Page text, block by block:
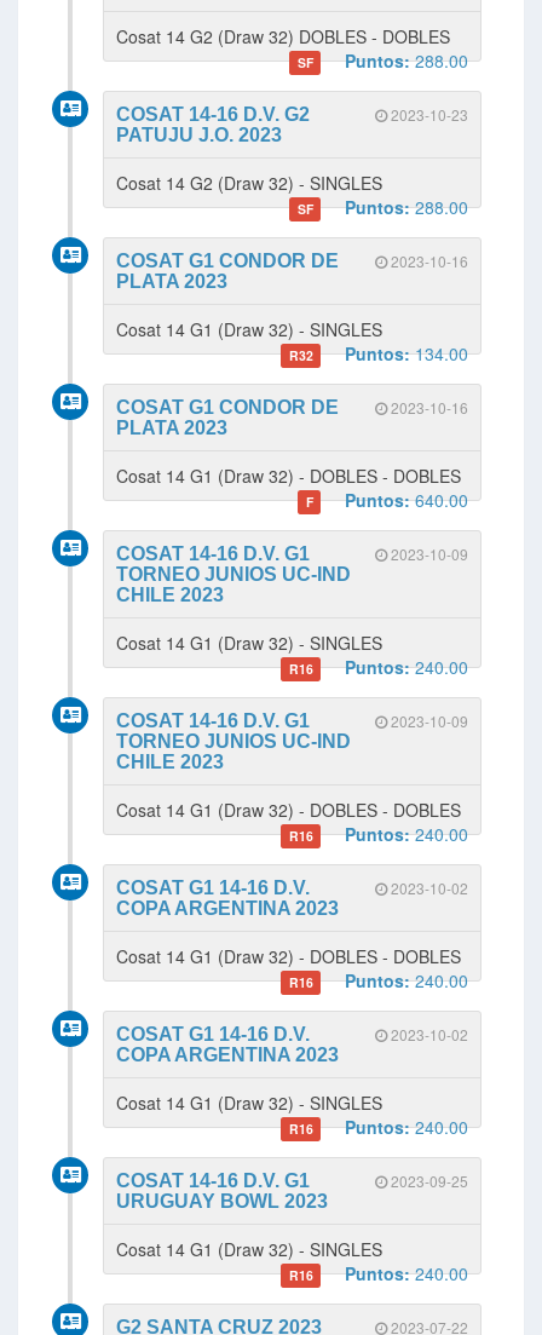
Cosat 14 G2 (Draw 32) DOBLES - DOBLES
SF Puntos:288.00
2023-10-23
COSAT 14-16 D.V. G2
PATUJU J.O. 2023
Cosat 14 G2 (Draw 32) - SINGLES
SF Puntos:288.00
2023-10-16
COSAT G1 CONDOR DE
PLATA 2023
Cosat 14 G1 (Draw 32) - SINGLES
R32 Puntos:134.00
2023-10-16
COSAT G1 CONDOR DE
PLATA 2023
Cosat 14 G1 (Draw 32) - DOBLES - DOBLES
F Puntos:640.00
2023-10-09
COSAT 14-16 D.V. G1
TORNEO JUNIOS UC-IND
CHILE 2023
Cosat 14 G1 (Draw 32) - SINGLES
R16 Puntos:240.00
2023-10-09
COSAT 14-16 D.V. G1
TORNEO JUNIOS UC-IND
CHILE 2023
Cosat 14 G1 (Draw 32) - DOBLES - DOBLES
R16 Puntos:240.00
2023-10-02
COSAT G1 14-16 D.V.
COPA ARGENTINA 2023
Cosat 14 G1 (Draw 32) - DOBLES - DOBLES
R16 Puntos:240.00
2023-10-02
COSAT G1 14-16 D.V.
COPA ARGENTINA 2023
Cosat 14 G1 (Draw 32) - SINGLES
R16 Puntos:240.00
2023-09-25
COSAT 14-16 D.V. G1
URUGUAY BOWL 2023
Cosat 14 G1 (Draw 32) - SINGLES
R16 Puntos:240.00
2023-07-22
G2 SANTA CRUZ 2023